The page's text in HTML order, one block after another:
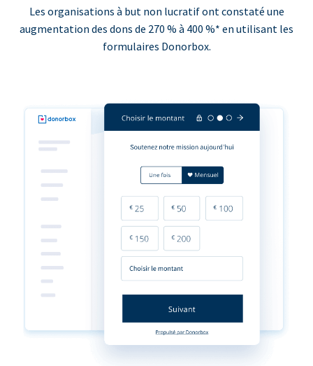
Les organisations à but non lucratif ont constaté une
augmentation des dons de 270 % à 400 %* en utilisant les
formulaires Donorbox.